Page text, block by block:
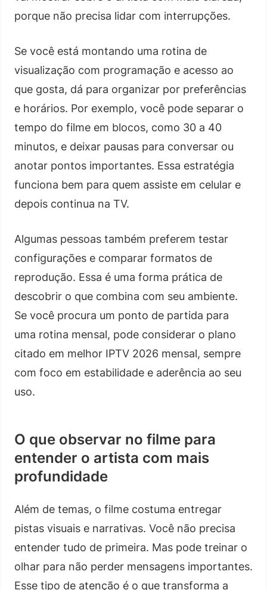
porque não precisa lidar com interrupções.
Se você está montando uma rotina de
visualização com programação e acesso ao
que gosta, dá para organizar por preferências
e horários. Por exemplo, você pode separar o
tempo do filme em blocos, como 30 a 40
minutos, e deixar pausas para conversar ou
anotar pontos importantes. Essa estratégia
funciona bem para quem assiste em celular e
depois continua na TV.
Algumas pessoas também preferem testar
configurações e comparar formatos de
reprodução. Essa é uma forma prática de
descobrir o que combina com seu ambiente.
Se você procura um ponto de partida para
uma rotina mensal, pode considerar o plano
citado em melhor IPTV 2026 mensal, sempre
com foco em estabilidade e aderência ao seu
uso.
O que observar no filme para
entender o artista com mais
profundidade
Além de temas, o filme costuma entregar
pistas visuais e narrativas. Você não precisa
entender tudo de primeira. Mas pode treinar o
olhar para não perder mensagens importantes.
Esse tipo de atenção é o que transforma a